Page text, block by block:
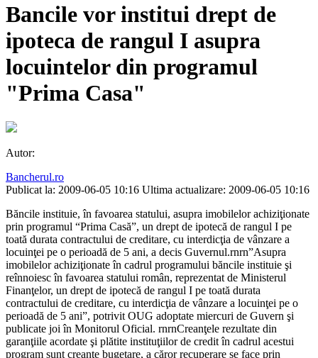
Bancile vor institui drept de
ipoteca de rangul I asupra
locuintelor din programul
"Prima Casa"
Autor:
Bancherul.ro
Publicat la: 2009-06-05 10:16 Ultima actualizare: 2009-06-05 10:16
Băncile instituie, în favoarea statului, asupra imobilelor achiziţionate
prin programul “Prima Casă”, un drept de ipotecă de rangul I pe
toată durata contractului de creditare, cu interdicţia de vânzare a
locuinţei pe o perioadă de 5 ani, a decis Guvernul.rnrn”Asupra
imobilelor achiziţionate în cadrul programului băncile instituie şi
reînnoiesc în favoarea statului român, reprezentat de Ministerul
Finanţelor, un drept de ipotecă de rangul I pe toată durata
contractului de creditare, cu interdicţia de vânzare a locuinţei pe o
perioadă de 5 ani”, potrivit OUG adoptate miercuri de Guvern şi
publicate joi în Monitorul Oficial. rnrnCreanţele rezultate din
garanţiile acordate şi plătite instituţiilor de credit în cadrul acestui
program sunt creanţe bugetare, a căror recuperare se face prin